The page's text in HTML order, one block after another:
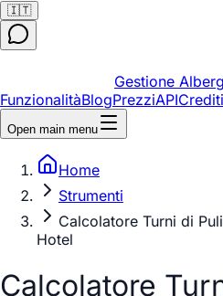
🇮🇹
Gestione
FunzionalitàBlogPrezziAPICrediti
Open main menu
Home
Strumenti
Calcolatore Turni di
Hotel
Calcolatore